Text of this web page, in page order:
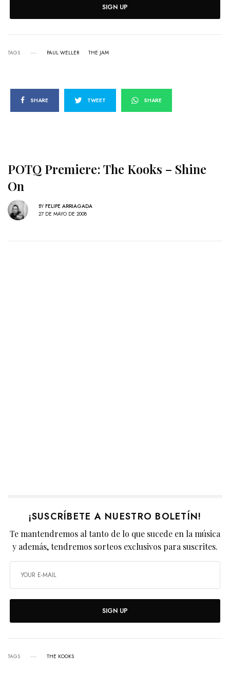
SIGN UP
TAGS PAUL WELLER THE JAM
SHARE TWEET SHARE
POTQ Premiere: The Kooks – Shine
On
BY FELIPE ARRIAGADA
27 DE MAYO DE 2008
¡SUSCRÍBETE A NUESTRO BOLETÍN!
Te mantendremos al tanto de lo que sucede en la música
y además, tendremos sorteos exclusivos para suscrites.
SIGN UP
TAGS THE KOOKS